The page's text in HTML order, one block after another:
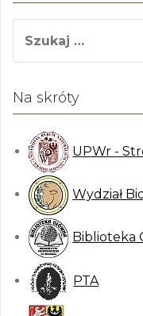
k
:
Na skróty
UPWr -
Wydział
Biblioteka
PTA